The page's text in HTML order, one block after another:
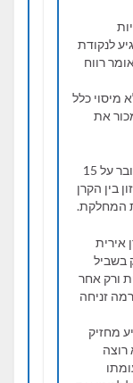
לנקודת
רווח
תשואה שנתית של 10% ללא מיסוי כלל
את
עם הנחות תשואה יותר מציאותיות מדובר על 15
בין הקרן
המחלקת.
אירית
15 שנה רק בשביל
ורק אחר
זניחה
מחזיק
רוצה